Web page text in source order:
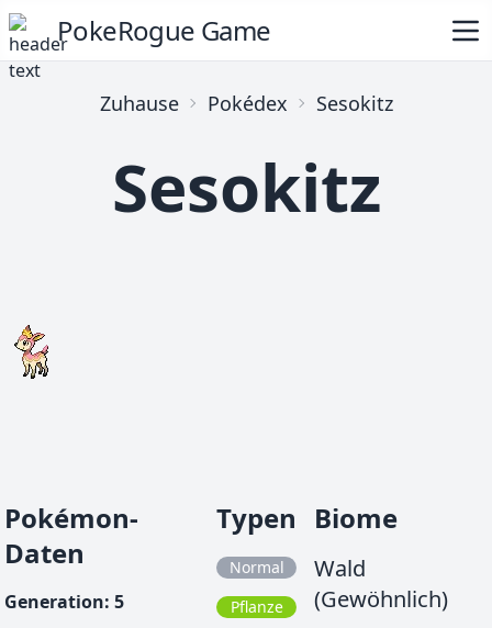
PokeRogue Game
Zuhause Pokédex Sesokitz
Sesokitz
Pokémon-
Daten
Generation: 5
Typen
Normal
Pflanze
Biome
Wald
(Gewöhnlich)